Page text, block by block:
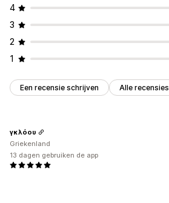
Snelle checkout verbergen
4
3
2
1
Een recensie schrijven Alle recensies
γκλόου
Griekenland
13 dagen gebruiken de app